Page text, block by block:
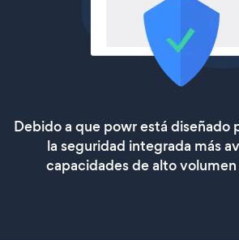
Debido a que powr está diseñado
la seguridad integrada más
capacidades de alto